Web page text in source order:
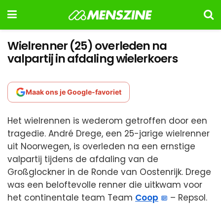
Wielrenner (25) overleden na
valpartij in afdaling wielerkoers
Maak ons je Google-favoriet
Het wielrennen is wederom getroffen door een
tragedie. André Drege, een 25-jarige wielrenner
uit Noorwegen, is overleden na een ernstige
valpartij tijdens de afdaling van de
Großglockner in de Ronde van Oostenrijk. Drege
was een beloftevolle renner die uitkwam voor
het continentale team Team Coop – Repsol.